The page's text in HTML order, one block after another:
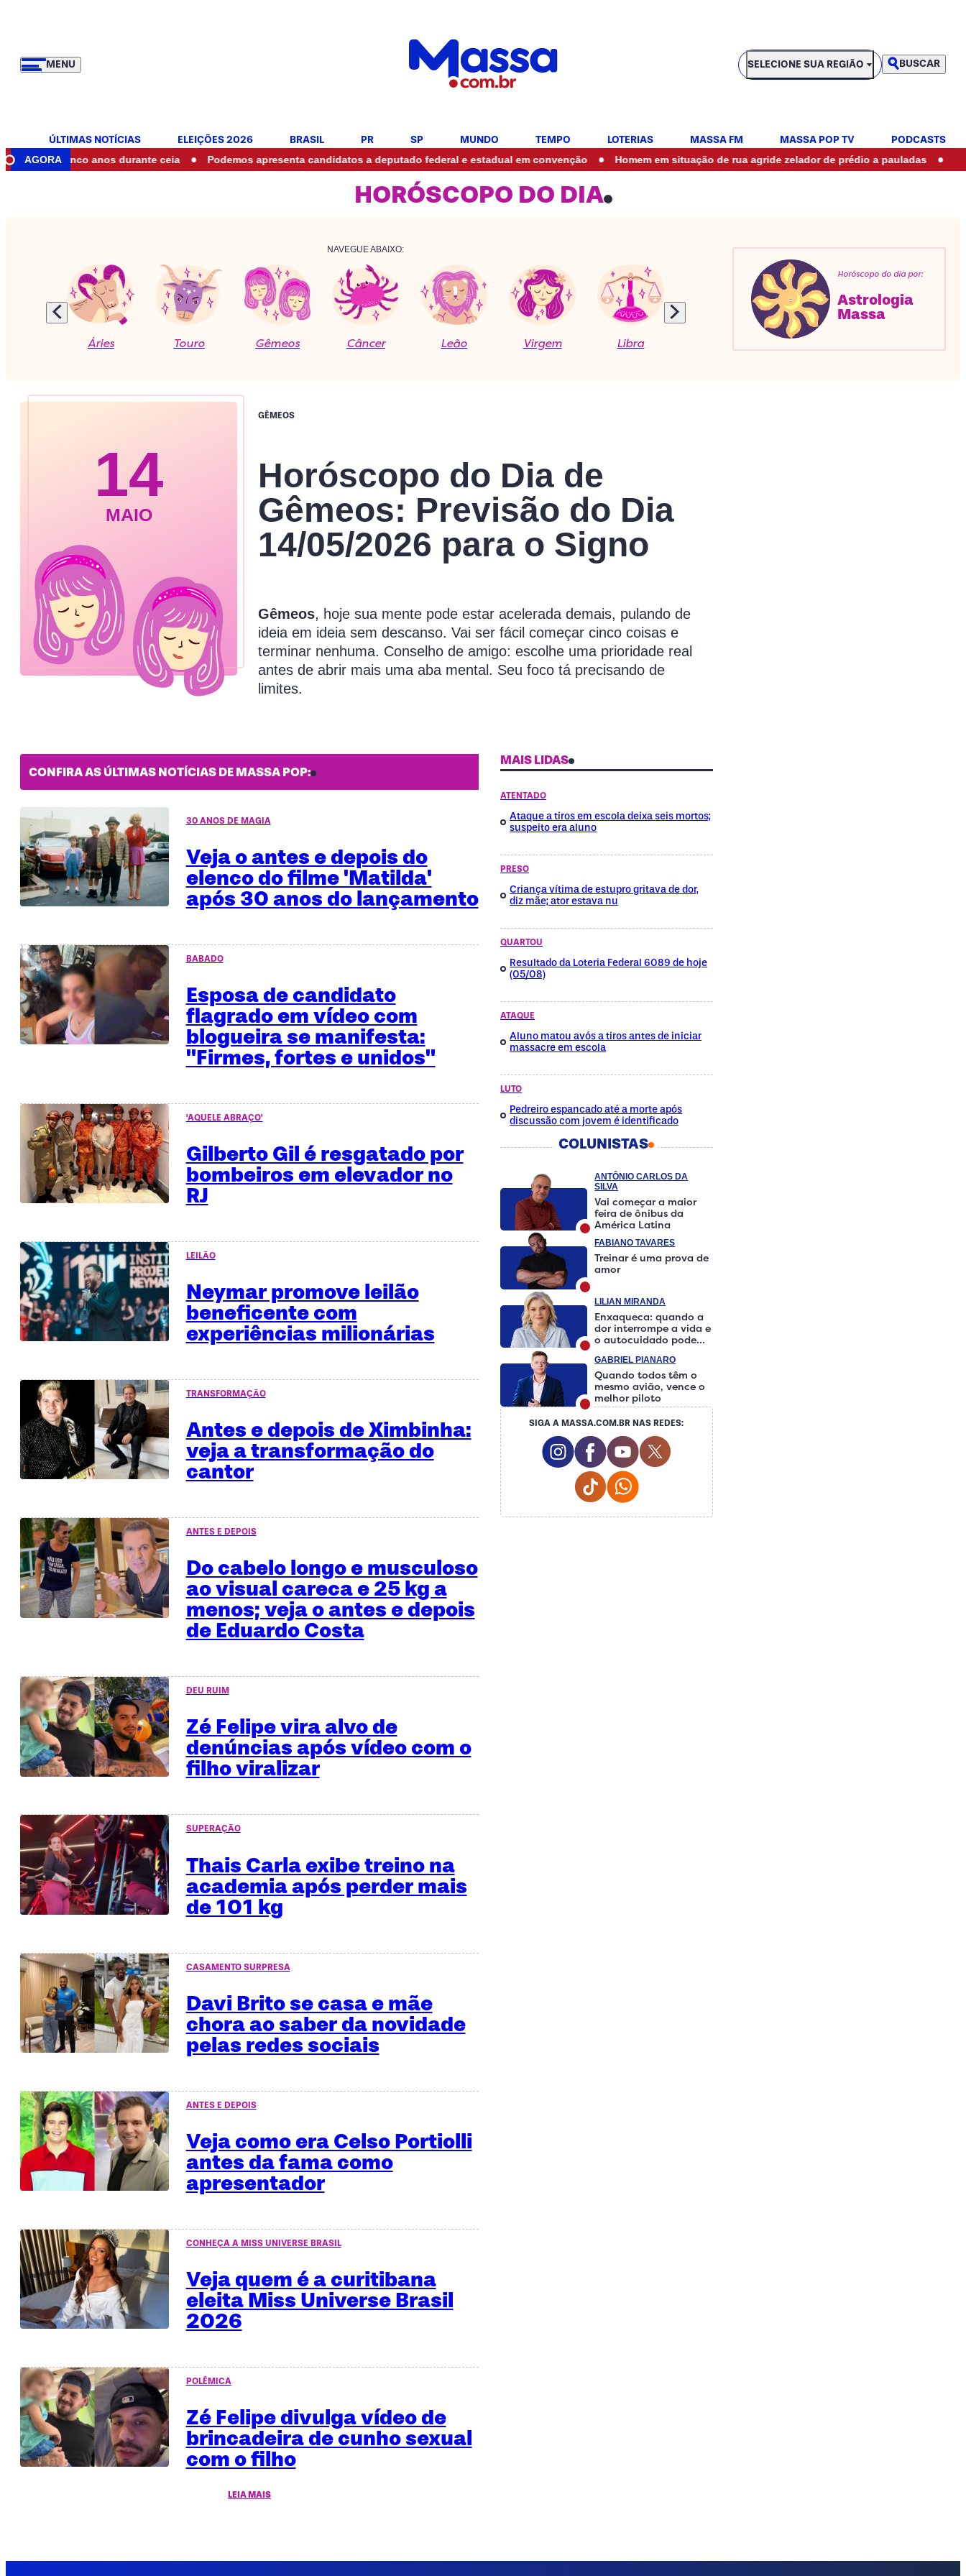
MENU
SELECIONE SUA REGIÃO
SELECIONE SUA REGIÃO BUSCAR
ÚLTIMAS NOTÍCIAS ELEIÇÕES 2026 BRASIL PR SP MUNDO TEMPO LOTERIAS MASSA FM MASSA POP TV PODCASTS
AGORA
cinco anos durante ceia • Podemos apresenta candidatos a deputado federal e estadual em convenção • Homem em situação de rua agride zelador de prédio a pauladas • Resultado
HORÓSCOPO DO DIA
NAVEGUE ABAIXO:
Áries Touro Gêmeos Câncer Leão Virgem Libra Escorpião Sagitário Capricórnio
Horóscopo do dia por:
Astrologia
Massa
14
MAIO
GÊMEOS
Horóscopo do Dia de
Gêmeos: Previsão do Dia
14/05/2026 para o Signo
Gêmeos, hoje sua mente pode estar acelerada demais, pulando de
ideia em ideia sem descanso. Vai ser fácil começar cinco coisas e
terminar nenhuma. Conselho de amigo: escolhe uma prioridade real
antes de abrir mais uma aba mental. Seu foco tá precisando de
limites.
CONFIRA AS ÚLTIMAS NOTÍCIAS DE MASSA POP:
30 ANOS DE MAGIA
Veja o antes e depois do
elenco do filme 'Matilda'
após 30 anos do lançamento
BABADO
Esposa de candidato
flagrado em vídeo com
blogueira se manifesta:
"Firmes, fortes e unidos"
'AQUELE ABRAÇO'
Gilberto Gil é resgatado por
bombeiros em elevador no
RJ
LEILÃO
Neymar promove leilão
beneficente com
experiências milionárias
TRANSFORMAÇÃO
Antes e depois de Ximbinha:
veja a transformação do
cantor
ANTES E DEPOIS
Do cabelo longo e musculoso
ao visual careca e 25 kg a
menos; veja o antes e depois
de Eduardo Costa
DEU RUIM
Zé Felipe vira alvo de
denúncias após vídeo com o
filho viralizar
SUPERAÇÃO
Thais Carla exibe treino na
academia após perder mais
de 101 kg
CASAMENTO SURPRESA
Davi Brito se casa e mãe
chora ao saber da novidade
pelas redes sociais
ANTES E DEPOIS
Veja como era Celso Portiolli
antes da fama como
apresentador
CONHEÇA A MISS UNIVERSE BRASIL
Veja quem é a curitibana
eleita Miss Universe Brasil
2026
POLÊMICA
Zé Felipe divulga vídeo de
brincadeira de cunho sexual
com o filho
LEIA MAIS
MAIS LIDAS
ATENTADO
Ataque a tiros em escola deixa seis mortos;
suspeito era aluno
PRESO
Criança vítima de estupro gritava de dor,
diz mãe; ator estava nu
QUARTOU
Resultado da Loteria Federal 6089 de hoje
(05/08)
ATAQUE
Aluno matou avós a tiros antes de iniciar
massacre em escola
LUTO
Pedreiro espancado até a morte após
discussão com jovem é identificado
COLUNISTAS
ANTÔNIO CARLOS DA
SILVA
Vai começar a maior
feira de ônibus da
América Latina
FABIANO TAVARES
Treinar é uma prova de
amor
LILIAN MIRANDA
Enxaqueca: quando a
dor interrompe a vida e
o autocuidado pode
GABRIEL PIANARO
Quando todos têm o
mesmo avião, vence o
melhor piloto
SIGA A MASSA.COM.BR NAS REDES:
Instagram Social Media
Facebook Social Media
Youtube Social Media
Twitter Social Media
Tiktok Social Media
Whatsapp Social Media